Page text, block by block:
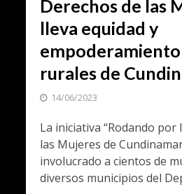
Derechos de las
lleva equidad y
empoderamiento
rurales de
14/06/2023
La iniciativa “Rodando por
las Mujeres de
involucrado a cientos de
diversos municipios del